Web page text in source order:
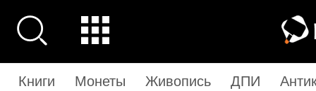
Книги Монеты Живопись ДПИ